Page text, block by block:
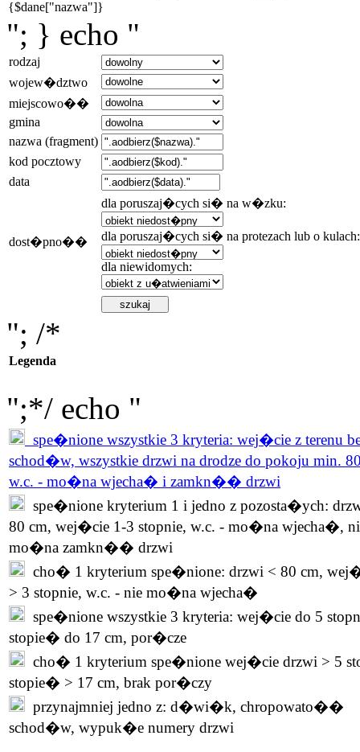
"; } echo "
rodzaj
wojew�dztwo
miejscowo��
gmina
nazwa (fragment)
kod pocztowy
data
dost�pno��
dla poruszaj�cych si� na w�zku:
dla poruszaj�cych si� na protezach lub o kulach:
dla niewidomych:
"; /*
Legenda
";*/ echo "
spe�nione wszystkie 3 kryteria: wej�cie z terenu
schod�w, wszystkie drzwi na drodze do pokoju min.
w.c. - mo�na wjecha� i zamkn�� drzwi
spe�nione kryterium 1 i jedno z pozosta�ych:
80 cm, wej�cie 1-3 stopnie, w.c. - mo�na wjecha�,
mo�na zamkn�� drzwi
cho� 1 kryterium spe�nione: drzwi < 80 cm,
> 3 stopnie, w.c. - nie mo�na wjecha�
spe�nione wszystkie 3 kryteria: wej�cie do 5
stopie� do 17 cm, por�cze
cho� 1 kryterium spe�nione wej�cie drzwi > 5
stopie� > 17 cm, brak por�czy
przynajmniej jedno z: d�wi�k, chropowato��
schod�w, wypuk�e numery drzwi